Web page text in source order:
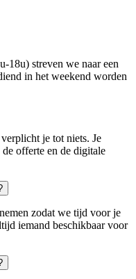
18u) streven we naar een
in het weekend worden
je tot niets. Je
offerte en de digitale
zodat we tijd voor je
iemand beschikbaar voor